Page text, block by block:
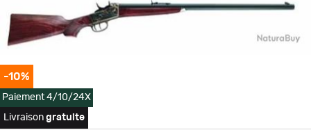
-10%
Paiement 4/10/24X
Livraison gratuite